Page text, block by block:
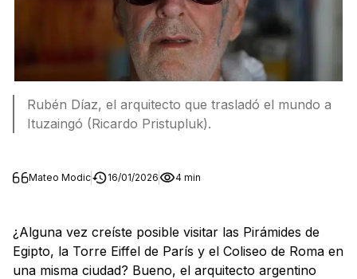
Rubén Díaz, el arquitecto que trasladó el mundo a
Ituzaingó (Ricardo Pristupluk).
Mateo Modic 16/01/2026 4 min
¿Alguna vez creíste posible visitar las Pirámides de
Egipto, la Torre Eiffel de París y el Coliseo de Roma en
una misma ciudad? Bueno, el arquitecto argentino